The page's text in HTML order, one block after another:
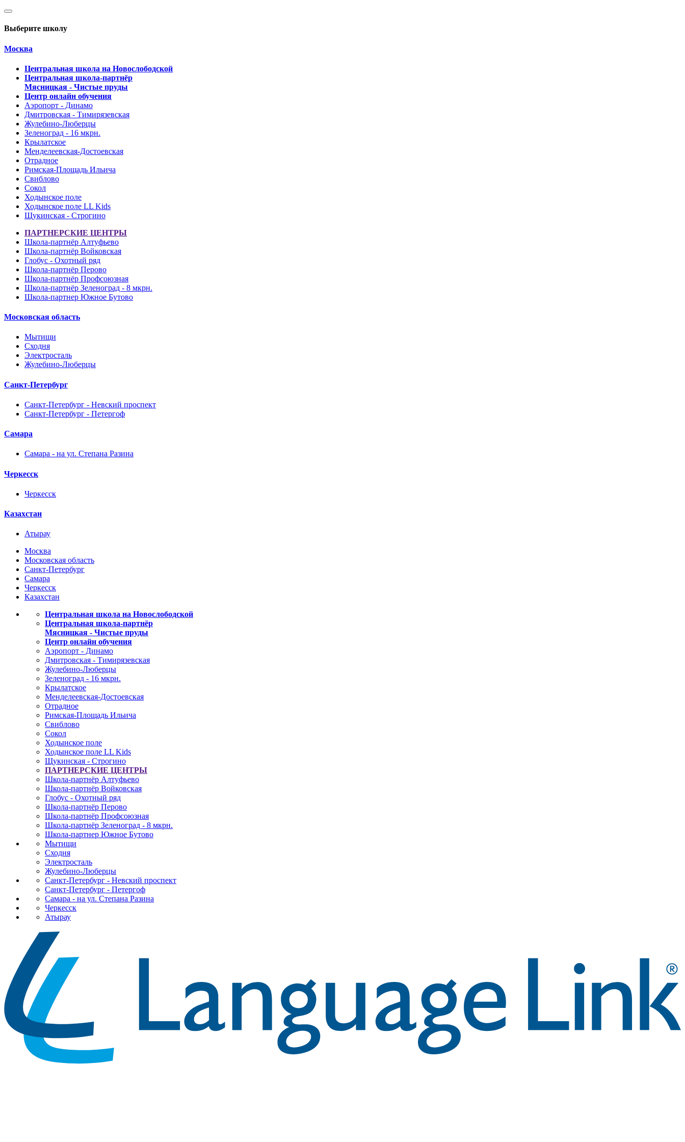
Выберите школу
Москва
Центральная школа на Новослободской
Центральная школа-партнёр
Мясницкая - Чистые пруды
Центр онлайн обучения
Аэропорт - Динамо
Дмитровская - Тимирязевская
Жулебино-Люберцы
Зеленоград - 16 мкрн.
Крылатское
Менделеевская-Достоевская
Отрадное
Римская-Площадь Ильича
Свиблово
Сокол
Ходынское поле
Ходынское поле LL Kids
Щукинская - Строгино
ПАРТНЕРСКИЕ ЦЕНТРЫ
Школа-партнёр Алтуфьево
Школа-партнёр Войковская
Глобус - Охотный ряд
Школа-партнёр Перово
Школа-партнёр Профсоюзная
Школа-партнёр Зеленоград - 8 мкрн.
Школа-партнер Южное Бутово
Московская область
Мытищи
Сходня
Электросталь
Жулебино-Люберцы
Санкт-Петербург
Санкт-Петербург - Невский проспект
Санкт-Петербург - Петергоф
Самара
Самара - на ул. Степана Разина
Черкесск
Черкесск
Казахстан
Атырау
Москва
Московская область
Санкт-Петербург
Самара
Черкесск
Казахстан
Центральная школа на Новослободской
Центральная школа-партнёр
Мясницкая - Чистые пруды
Центр онлайн обучения
Аэропорт - Динамо
Дмитровская - Тимирязевская
Жулебино-Люберцы
Зеленоград - 16 мкрн.
Крылатское
Менделеевская-Достоевская
Отрадное
Римская-Площадь Ильича
Свиблово
Сокол
Ходынское поле
Ходынское поле LL Kids
Щукинская - Строгино
ПАРТНЕРСКИЕ ЦЕНТРЫ
Школа-партнёр Алтуфьево
Школа-партнёр Войковская
Глобус - Охотный ряд
Школа-партнёр Перово
Школа-партнёр Профсоюзная
Школа-партнёр Зеленоград - 8 мкрн.
Школа-партнер Южное Бутово
Мытищи
Сходня
Электросталь
Жулебино-Люберцы
Санкт-Петербург - Невский проспект
Санкт-Петербург - Петергоф
Самара - на ул. Степана Разина
Черкесск
Атырау